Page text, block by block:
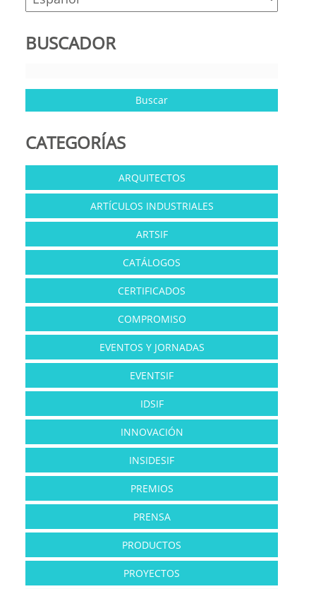
BUSCADOR
CATEGORÍAS
ARQUITECTOS
ARTÍCULOS INDUSTRIALES
ARTSIF
CATÁLOGOS
CERTIFICADOS
COMPROMISO
EVENTOS Y JORNADAS
EVENTSIF
IDSIF
INNOVACIÓN
INSIDESIF
PREMIOS
PRENSA
PRODUCTOS
PROYECTOS